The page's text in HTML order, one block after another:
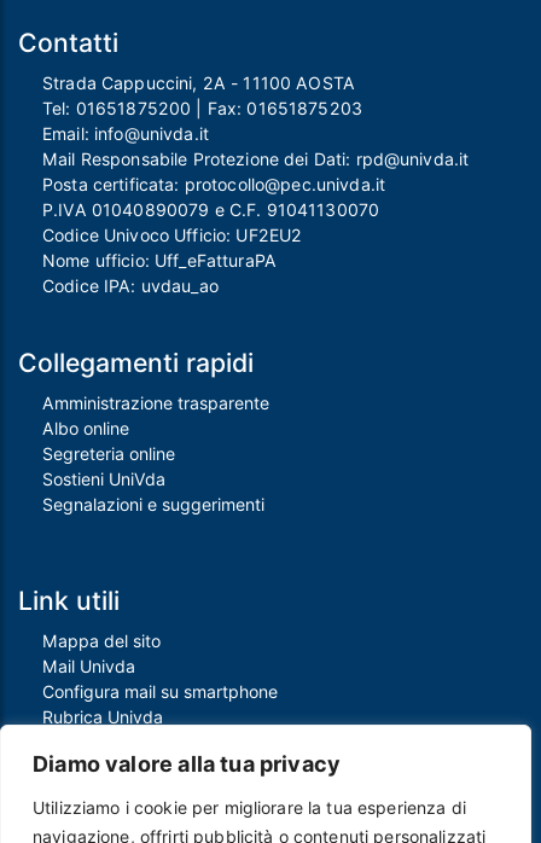
Diamo valore alla tua privacy
Utilizziamo i cookie per migliorare la tua esperienza di
navigazione, offrirti pubblicità o contenuti personalizzati
Contatti
Strada Cappuccini, 2A - 11100 AOSTA
Tel: 01651875200 | Fax:01651875203
Email: info@univda.it
Mail Responsabile Protezione dei Dati: rpd@univda.it
Posta certificata: protocollo@pec.univda.it
P.IVA 01040890079 e C.F. 91041130070
Codice Univoco Ufficio: UF2EU2
Nome ufficio: Uff_eFatturaPA
Codice IPA: uvdau_ao
Collegamenti rapidi
Amministrazione trasparente
Albo online
Segreteria online
Sostieni UniVda
Segnalazioni e suggerimenti
Link utili
Mappa del sito
Mail Univda
Configura mail su smartphone
Rubrica Univda